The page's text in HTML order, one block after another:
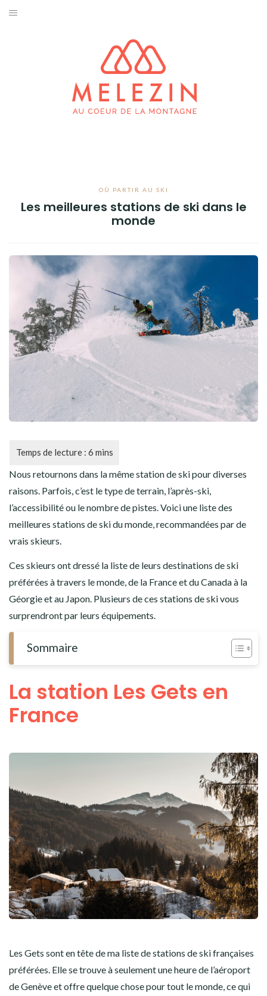
Aller
OÙ PARTIR AU SKI
Les meilleures stations de ski dans le
monde
Nous retournons dans la même station de ski pour diverses
raisons. Parfois, c’est le type de terrain, l’après-ski,
l’accessibilité ou le nombre de pistes. Voici une liste des
meilleures stations de ski du monde, recommandées par de
vrais skieurs.
Ces skieurs ont dressé la liste de leurs destinations de ski
préférées à travers le monde, de la France et du Canada à la
Géorgie et au Japon. Plusieurs de ces stations de ski vous
surprendront par leurs équipements.
Sommaire
La station Les Gets en
France
Les Gets sont en tête de ma liste de stations de ski françaises
préférées. Elle se trouve à seulement une heure de l’aéroport
de Genève et offre quelque chose pour tout le monde, ce qui
SPORTS D’HIVER
BIVOUAC
CYCLISME
AUTRES SPORTS